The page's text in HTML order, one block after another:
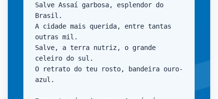
Salve Assaí garbosa, esplendor do
Brasil.
A cidade mais querida, entre tantas
outras mil.
Salve, a terra nutriz, o grande
celeiro do sul.
O retrato do teu rosto, bandeira ouro-
azul.